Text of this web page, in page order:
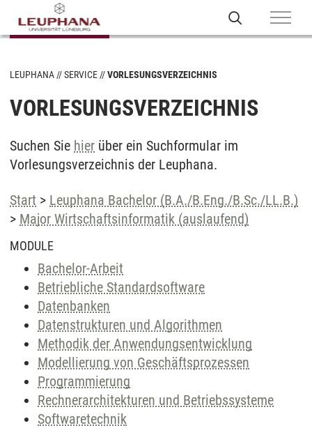
LEUPHANA SERVICE VORLESUNGSVERZEICHNIS
VORLESUNGSVERZEICHNIS
Suchen Sie hier über ein Suchformular im
Vorlesungsverzeichnis der Leuphana.
Start > Leuphana Bachelor (B.A./B.Eng./B.Sc./LL.B.)
> Major Wirtschaftsinformatik (auslaufend)
MODULE
Bachelor-Arbeit
Betriebliche Standardsoftware
Datenbanken
Datenstrukturen und Algorithmen
Methodik der Anwendungsentwicklung
Modellierung von Geschäftsprozessen
Programmierung
Rechnerarchitekturen und Betriebssysteme
Softwaretechnik